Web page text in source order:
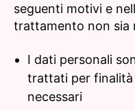
seguenti motivi e
trattamento non sia
I dati personali
trattati per finalità
necessari